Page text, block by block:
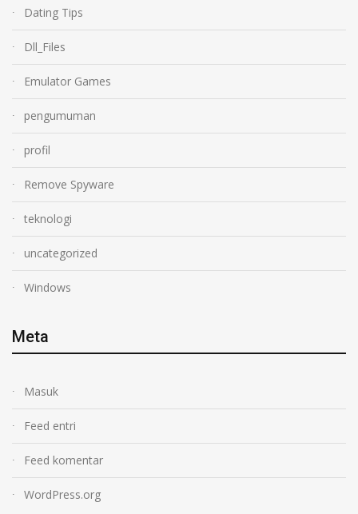
Dating Tips
Dll_Files
Emulator Games
pengumuman
profil
Remove Spyware
teknologi
uncategorized
Windows
Meta
Masuk
Feed entri
Feed komentar
WordPress.org